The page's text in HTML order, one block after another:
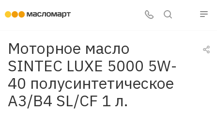
Моторное масло
SINTEC LUXE 5000 5W-
40 полусинтетическое
A3/B4 SL/CF 1 л.